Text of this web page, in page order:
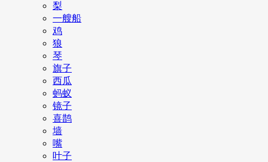
梨
一艘船
鸡
狼
琴
旗子
西瓜
蚂蚁
镜子
喜鹊
墙
嘴
叶子